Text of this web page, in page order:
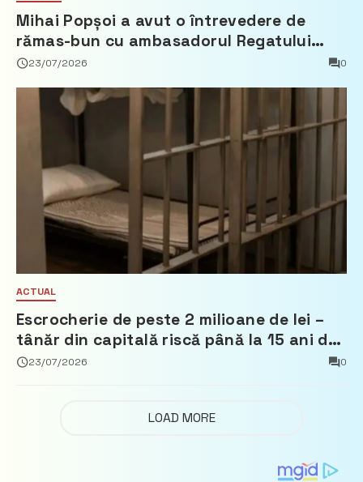
Mihai Popșoi a avut o întrevedere de
rămas-bun cu ambasadorul Regatului
Țărilor de Jos, Fred Duijn
23/07/2026 0
ACTUAL
Escrocherie de peste 2 milioane de lei –
tânăr din capitală riscă până la 15 ani de
închisoare
23/07/2026 0
LOAD MORE